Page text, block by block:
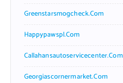
Greenstarsmogcheck.com
Happypawspl.com
Callahansautoservicecenter.com
Georgiascornermarket.com